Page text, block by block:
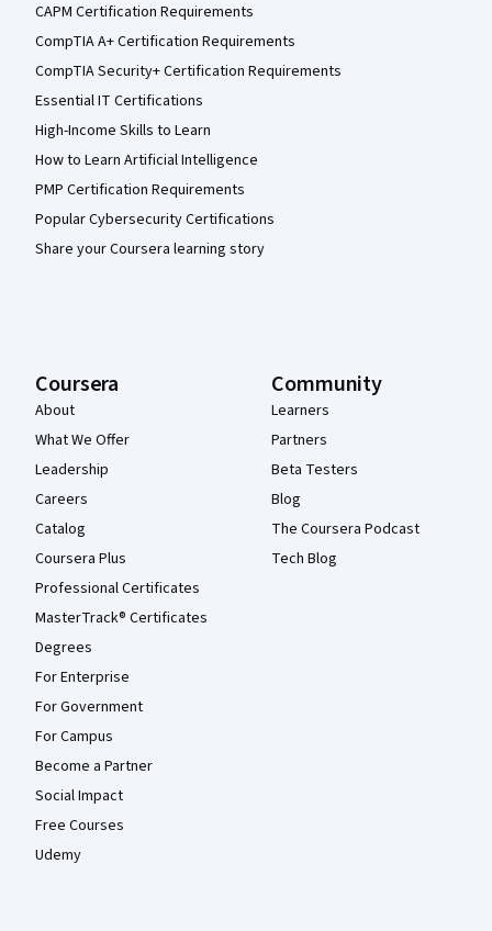
CAPM Certification Requirements
CompTIA A+ Certification Requirements
CompTIA Security+ Certification Requirements
Essential IT Certifications
High-Income Skills to Learn
How to Learn Artificial Intelligence
PMP Certification Requirements
Popular Cybersecurity Certifications
Share your Coursera learning story
Coursera
About
What We Offer
Leadership
Careers
Catalog
Coursera Plus
Professional Certificates
MasterTrack® Certificates
Degrees
For Enterprise
For Government
For Campus
Become a Partner
Social Impact
Free Courses
Udemy
Community
Learners
Partners
Beta Testers
Blog
The Coursera Podcast
Tech Blog